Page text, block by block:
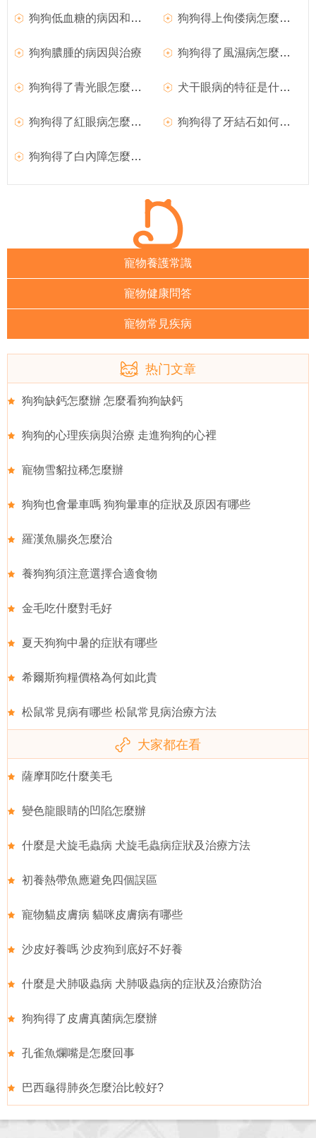
狗狗低血糖的病因和臨床症狀 狗狗得上佝偻病怎麼辦？
狗狗膿腫的病因與治療 狗狗得了風濕病怎麼辦？如何治療犬風濕病？
狗狗得了青光眼怎麼辦？ 犬干眼病的特征是什麼？狗狗得了干眼病怎麼辦？
狗狗得了紅眼病怎麼治療？ 狗狗得了牙結石如何治療？
狗狗得了白內障怎麼辦？如何治療？
寵物養護常識
寵物健康問答
寵物常見疾病
热门文章
狗狗缺鈣怎麼辦 怎麼看狗狗缺鈣
狗狗的心理疾病與治療 走進狗狗的心裡
寵物雪貂拉稀怎麼辦
狗狗也會暈車嗎 狗狗暈車的症狀及原因有哪些
羅漢魚腸炎怎麼治
養狗狗須注意選擇合適食物
金毛吃什麼對毛好
夏天狗狗中暑的症狀有哪些
希爾斯狗糧價格為何如此貴
松鼠常見病有哪些 松鼠常見病治療方法
大家都在看
薩摩耶吃什麼美毛
變色龍眼睛的凹陷怎麼辦
什麼是犬旋毛蟲病 犬旋毛蟲病症狀及治療方法
初養熱帶魚應避免四個誤區
寵物貓皮膚病 貓咪皮膚病有哪些
沙皮好養嗎 沙皮狗到底好不好養
什麼是犬肺吸蟲病 犬肺吸蟲病的症狀及治療防治
狗狗得了皮膚真菌病怎麼辦
孔雀魚爛嘴是怎麼回事
巴西龜得肺炎怎麼治比較好?